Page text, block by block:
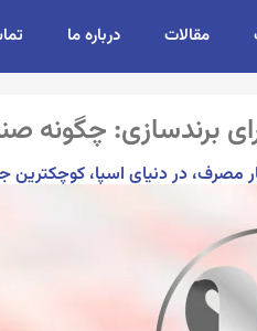
مقالات درباره ما
برندسازی: چگونه
مصرف، در دنیای اسپا، کوچکترین